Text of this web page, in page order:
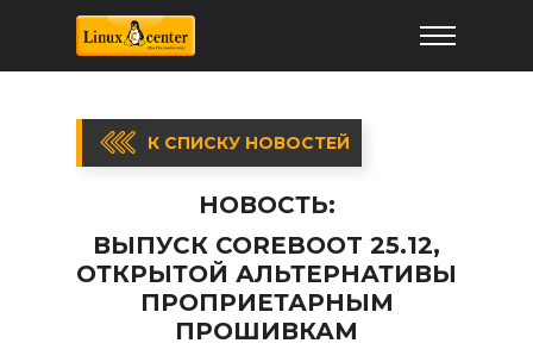
К СПИСКУ НОВОСТЕЙ
НОВОСТЬ:
ВЫПУСК COREBOOT 25.12,
ОТКРЫТОЙ АЛЬТЕРНАТИВЫ
ПРОПРИЕТАРНЫМ
ПРОШИВКАМ